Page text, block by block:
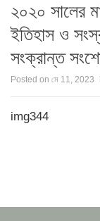
২০২০ সালের
ইতিহাস ও
সংক্রান্ত
Posted on মে 11, 2023
img344